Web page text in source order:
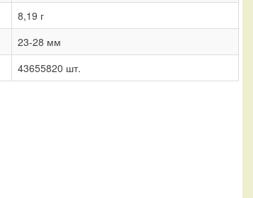
8,19 г
23-28 мм
43655820 шт.